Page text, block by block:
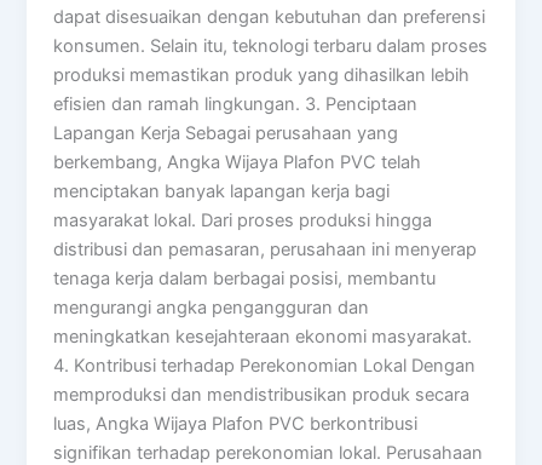
dapat disesuaikan dengan kebutuhan dan preferensi
konsumen. Selain itu, teknologi terbaru dalam proses
produksi memastikan produk yang dihasilkan lebih
efisien dan ramah lingkungan. 3. Penciptaan
Lapangan Kerja Sebagai perusahaan yang
berkembang, Angka Wijaya Plafon PVC telah
menciptakan banyak lapangan kerja bagi
masyarakat lokal. Dari proses produksi hingga
distribusi dan pemasaran, perusahaan ini menyerap
tenaga kerja dalam berbagai posisi, membantu
mengurangi angka pengangguran dan
meningkatkan kesejahteraan ekonomi masyarakat.
4. Kontribusi terhadap Perekonomian Lokal Dengan
memproduksi dan mendistribusikan produk secara
luas, Angka Wijaya Plafon PVC berkontribusi
signifikan terhadap perekonomian lokal. Perusahaan